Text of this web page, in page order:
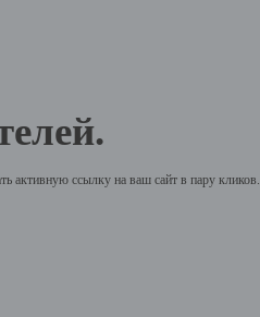
активную ссылку на ваш сайт в пару кликов.